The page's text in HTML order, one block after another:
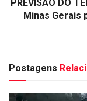
PREVISÃO DO
Minas Gerais
Postagens